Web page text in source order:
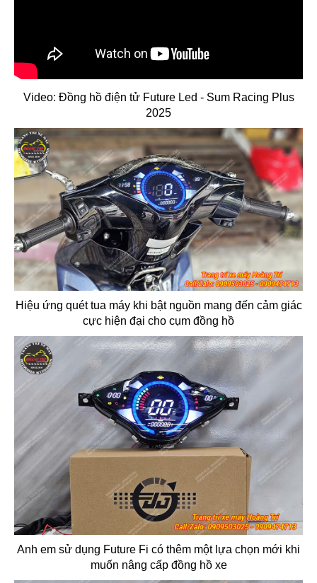
Video: Đồng hồ điện tử Future Led - Sum Racing Plus
2025
Hiệu ứng quét tua máy khi bật nguồn mang đến cảm giác
cực hiện đại cho cụm đồng hồ
Anh em sử dụng Future Fi có thêm một lựa chọn mới khi
muốn nâng cấp đồng hồ xe